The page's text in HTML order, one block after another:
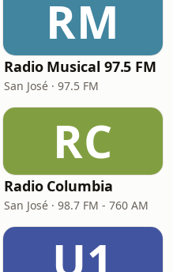
RM
Radio Musical 97.5 FM
San José · 97.5 FM
RC
Radio Columbia
San José · 98.7 FM - 760 AM